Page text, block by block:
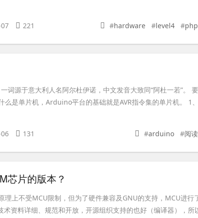
221 #hardware #level4 #php
源于意大利人名阿尔杜伊诺，中文发音大致同“阿杜一若”。 要
是单片机，Arduino平台的基础就是AVR指令集的单片机。 1、
131 #arduino #阅读
芯片的版本？
上不受MCU限制，但为了硬件兼容及GNU的支持，MCU进行
资料详细、规范和开放，开源组织支持的也好（编译器），所